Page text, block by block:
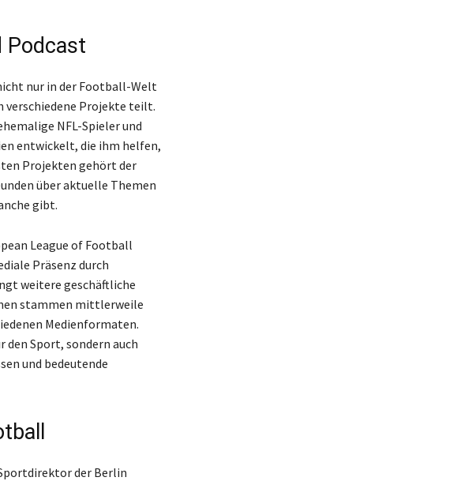
Podcast
nur in der Football-Welt
verschiedene Projekte teilt.
NFL-Spieler und
entwickelt, die ihm helfen,
Projekten gehört der
über aktuelle Themen
gibt.
League of Football
Präsenz durch
weitere geschäftliche
stammen mittlerweile
Medienformaten.
den Sport, sondern auch
und bedeutende
der Berlin